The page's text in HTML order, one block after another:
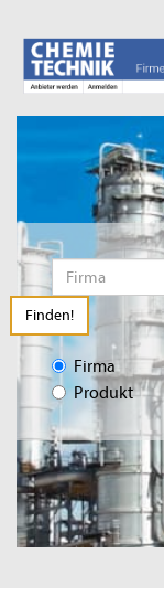
Finden!
Firma
Produkt